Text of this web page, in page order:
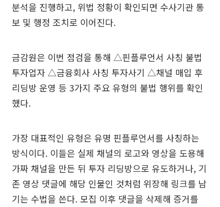
분석을 진행하고, 위법 정황이 확인되면 수사기관 통
보 및 행정 조치로 이어진다.
금감원은 이번 점검을 통해 △핀플루언서 사칭 불법
투자업자 △금융회사 사칭 투자사기 △채널 매입 후
리딩방 운영 등 3가지 주요 유형의 불법 행위를 확인
했다.
가장 대표적인 유형은 유명 핀플루언서를 사칭하는
방식이다. 이들은 실제 채널의 로고와 영상을 도용해
가짜 채널을 만든 뒤 투자 리딩방으로 유도하거나, 기
존 영상 댓글에 해당 인물인 것처럼 위장해 링크를 남
기는 수법을 쓴다. 모집 이후 댓글을 삭제해 증거를